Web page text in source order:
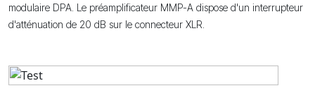
modulaire DPA. Le préamplificateur MMP-A dispose d'un interrupteur
d'atténuation de 20 dB sur le connecteur XLR.